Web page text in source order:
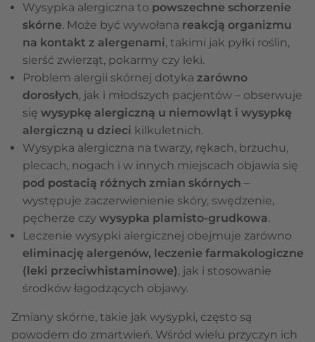
Wysypka alergiczna to powszechne schorzenie
skórne. Może być wywołana reakcją organizmu
na kontakt z alergenami, takimi jak pyłki roślin,
sierść zwierząt, pokarmy czy leki.
Problem alergii skórnej dotyka zarówno
dorosłych, jak i młodszych pacjentów – obserwuje
się wysypkę alergiczną u niemowląt i wysypkę
alergiczną u dzieci kilkuletnich.
Wysypka alergiczna na twarzy, rękach, brzuchu,
plecach, nogach i w innych miejscach objawia się
pod postacią różnych zmian skórnych –
występuje zaczerwienienie skóry, swędzenie,
pęcherze czy wysypka plamisto-grudkowa.
Leczenie wysypki alergicznej obejmuje zarówno
eliminację alergenów, leczenie farmakologiczne
(leki przeciwhistaminowe), jak i stosowanie
środków łagodzących objawy.
Zmiany skórne, takie jak wysypki, często są
powodem do zmartwień. Wśród wielu przyczyn ich